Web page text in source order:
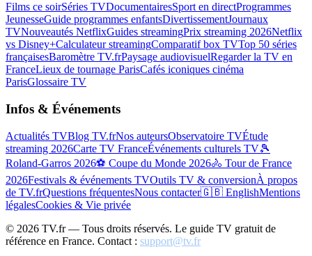
Films ce soirSéries TVDocumentairesSport en directProgrammes
JeunesseGuide programmes enfantsDivertissementJournaux
TVNouveautés NetflixGuides streamingPrix streaming 2026Netflix
vs Disney+Calculateur streamingComparatif box TVTop 50 séries
françaisesBaromètre TV.frPaysage audiovisuelRegarder la TV en
FranceLieux de tournage ParisCafés iconiques cinéma
ParisGlossaire TV
Infos & Événements
Actualités TVBlog TV.frNos auteursObservatoire TVÉtude
streaming 2026Carte TV FranceÉvénements culturels TV🎾
Roland-Garros 2026⚽ Coupe du Monde 2026🚴 Tour de France
2026Festivals & événements TVOutils TV & conversionÀ propos
de TV.frQuestions fréquentesNous contacter🇬🇧 EnglishMentions
légalesCookies & Vie privée
© 2026 TV.fr — Tous droits réservés. Le guide TV gratuit de
référence en France. Contact : support@tv.fr